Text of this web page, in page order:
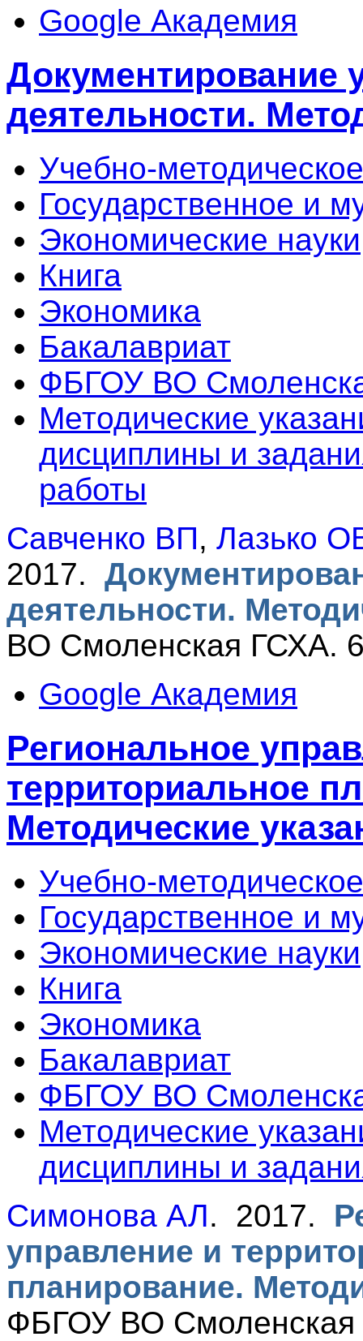
Google Академия
Документирование
деятельности.
Учебно-
Государственное и
Экономические науки
Книга
Экономика
Бакалавриат
ФБГОУ ВО
Методические
дисциплины и
работы
Савченко ВП, Лазько
2017.
деятельности.
ВО Смоленская ГСХА.
Google Академия
Региональное
территориальное
Методические
Учебно-
Государственное и
Экономические науки
Книга
Экономика
Бакалавриат
ФБГОУ ВО
Методические
дисциплины и
Симонова АЛ. 2017.
управление и
планирование.
ФБГОУ ВО Смоленская